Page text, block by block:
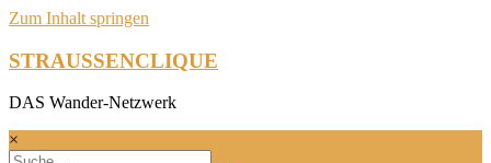
Zum Inhalt springen
STRAUSSENCLIQUE
DAS Wander-Netzwerk
×